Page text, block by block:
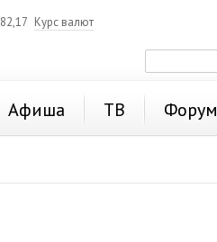
82,17 Курс валют
Афиша ТВ Форум